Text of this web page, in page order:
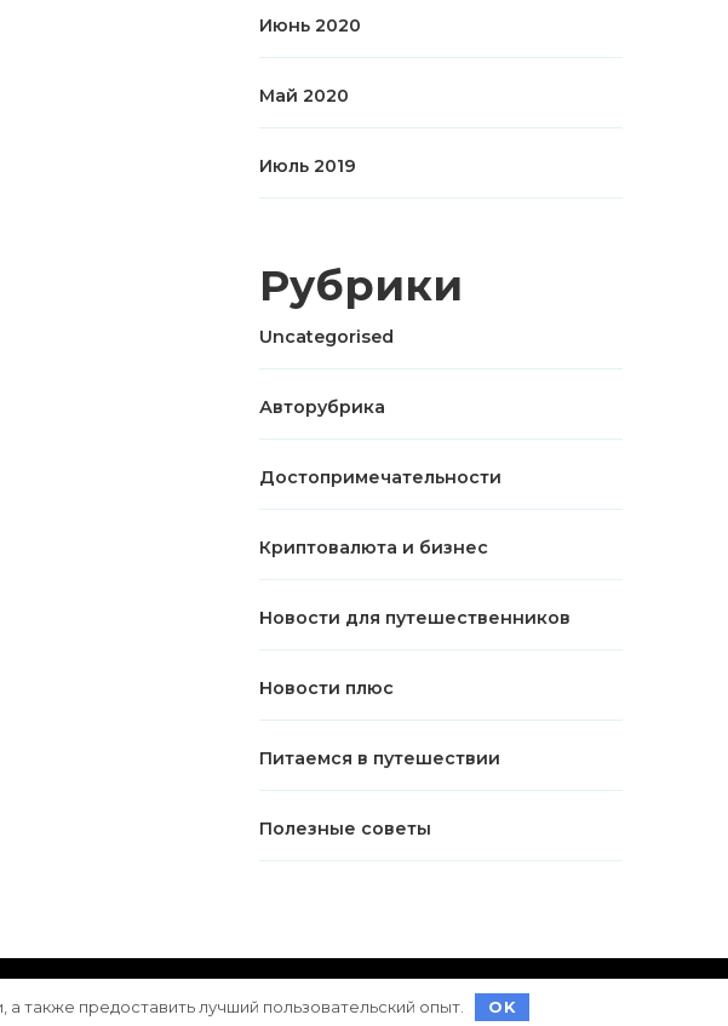
Июнь 2020
Май 2020
Июль 2019
Рубрики
Uncategorised
Авторубрика
Достопримечательности
Криптовалюта и бизнес
Новости для путешественников
Новости плюс
Питаемся в путешествии
Полезные советы
WordPress
также предоставить лучший пользовательский опыт. OK